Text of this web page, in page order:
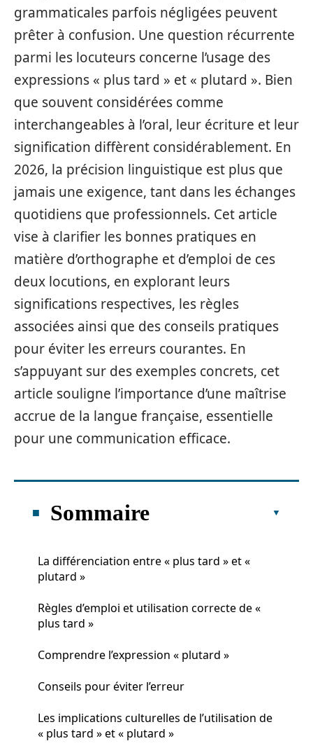
grammaticales parfois négligées peuvent
prêter à confusion. Une question récurrente
parmi les locuteurs concerne l’usage des
expressions « plus tard » et « plutard ». Bien
que souvent considérées comme
interchangeables à l’oral, leur écriture et leur
signification diffèrent considérablement. En
2026, la précision linguistique est plus que
jamais une exigence, tant dans les échanges
quotidiens que professionnels. Cet article
vise à clarifier les bonnes pratiques en
matière d’orthographe et d’emploi de ces
deux locutions, en explorant leurs
significations respectives, les règles
associées ainsi que des conseils pratiques
pour éviter les erreurs courantes. En
s’appuyant sur des exemples concrets, cet
article souligne l’importance d’une maîtrise
accrue de la langue française, essentielle
pour une communication efficace.
Sommaire
La différenciation entre « plus tard » et «
plutard »
Règles d’emploi et utilisation correcte de «
plus tard »
Comprendre l’expression « plutard »
Conseils pour éviter l’erreur
Les implications culturelles de l’utilisation de
« plus tard » et « plutard »